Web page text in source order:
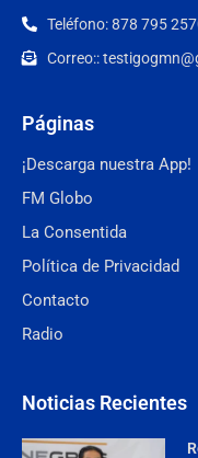
Teléfono: 878 795
Correo::
Páginas
¡Descarga nuestra App!
FM Globo
La Consentida
Política de Privacidad
Contacto
Radio
Noticias Recientes